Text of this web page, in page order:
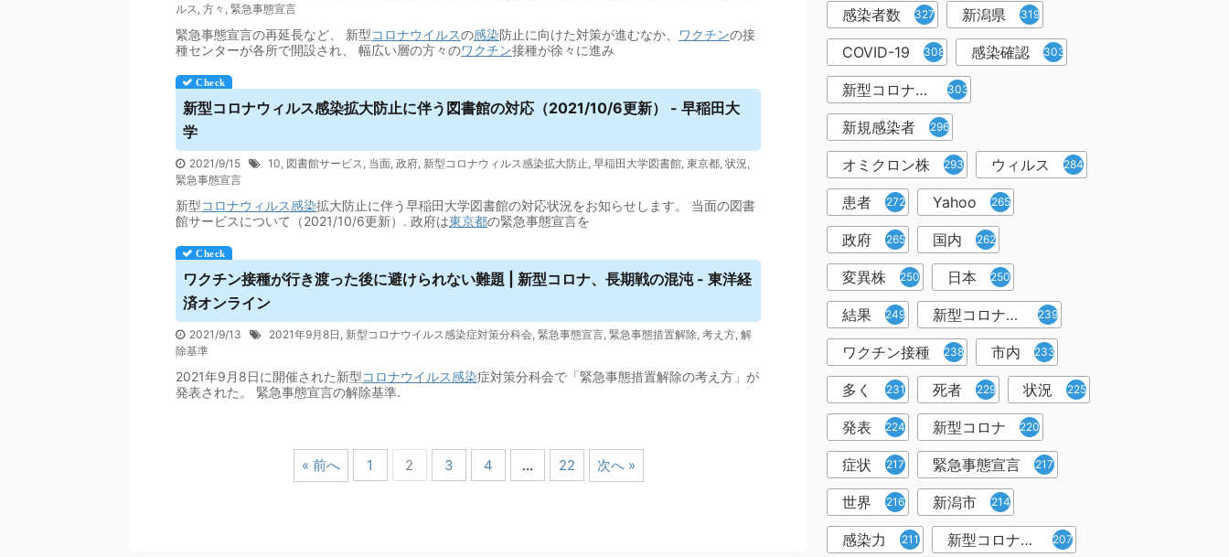
ルス, 方々 , 緊急事態宣言
緊急事態宣言の再延長など、 新型コロナウイルスの感染防止に向けた対策が進むなか、 ワクチンの接
種センターが各所で開設され、 幅広い層の方々のワクチン接種が徐々に進み
新型コロナウィルス感染拡大防止に伴う図書館の対応（2021/10/6更新） - 早稲田大
学
2021/9/15 10, 図書館サービス, 当面, 政府, 新型コロナウィルス感染拡大防止, 早稲田大学図書館, 東京都, 状況,
緊急事態宣言
新型コロナウィルス感染拡大防止に伴う早稲田大学図書館の対応状況をお知らせします。 当面の図書
館サービスについて（2021/10/6更新）. 政府は東京都の緊急事態宣言を
ワクチン接種が行き渡った後に避けられない難題 | 新型コロナ、長期戦の混沌 - 東洋経
済オンライン
2021/9/13 2021年9月8日 , 新型コロナウイルス感染症対策分科会, 緊急事態宣言, 緊急事態措置解除, 考え方, 解
除基準
2021年9月8日に開催された新型コロナウイルス感染症対策分科会で「緊急事態措置解除の考え方」が
発表された。 緊急事態宣言の解除基準.
« 前へ 1 2 3 4 … 22 次へ »
感染者数 327 新潟県 319
COVID-19 308 感染確認 303
新型コロナウィルス感染症 303
新規感染者 296
オミクロン株 293 ウィルス 284
患者 272 Yahoo 265
政府 265 国内 262
変異株 250 日本 250
結果 249 新型コロナウイルスワクチン 239
ワクチン接種 238 市内 233
多く 231 死者 229 状況 225
発表 224 新型コロナ 220
症状 217 緊急事態宣言 217
世界 216 新潟市 214
感染力 211 新型コロナウイルス感染者 207